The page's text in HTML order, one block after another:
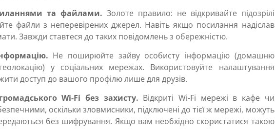
та файлами. Золоте правило: не відкривайте підозрілі
файли з неперевірених джерел. Навіть якщо посилання надіслав
Завжди ставтеся до таких повідомлень з обережністю.
Не поширюйте зайву особисту інформацію (домашню
у соціальних мережах. Використовуйте налаштування
доступ до вашого профілю лише для друзів.
Wi-Fi без захисту. Відкриті Wi-Fi мережі в кафе чи
оскільки зловмисники, підключені до тієї ж мережі, можуть
без шифрування. Якщо вам необхідно скористатися такою